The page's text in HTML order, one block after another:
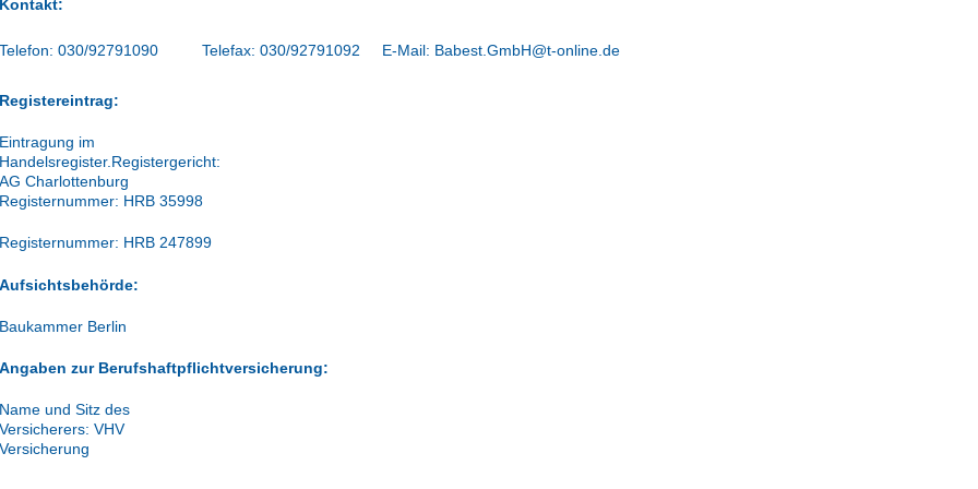
Kontakt:
Telefon: 030/92791090 Telefax: 030/92791092 E-Mail: Babest.GmbH@t-online.de
Registereintrag:
Eintragung im
Handelsregister.Registergericht:
AG Charlottenburg
Registernummer: HRB 35998
Registernummer: HRB 247899
Aufsichtsbehörde:
Baukammer Berlin
Angaben zur Berufshaftpflichtversicherung:
Name und Sitz des
Versicherers: VHV
Versicherung